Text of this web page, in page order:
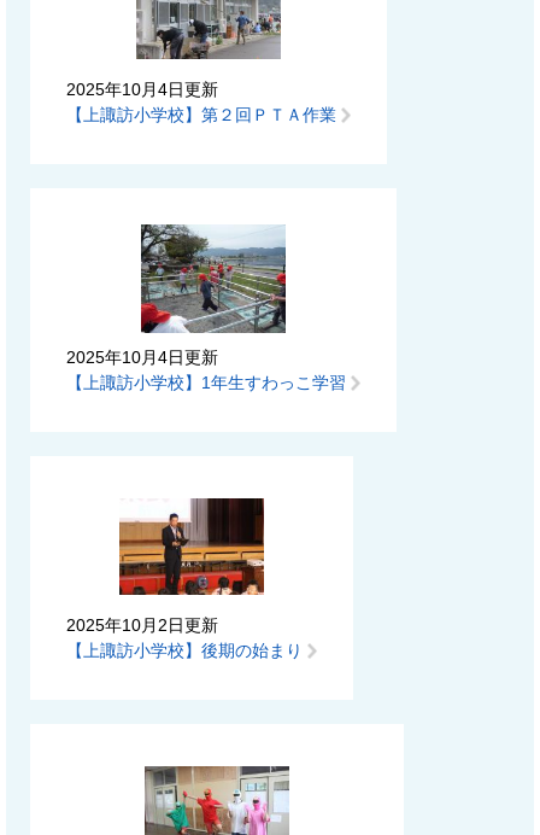
2025年10月4日更新
【上諏訪小学校】第２回ＰＴＡ作業
2025年10月4日更新
【上諏訪小学校】1年生すわっこ学習
2025年10月2日更新
【上諏訪小学校】後期の始まり